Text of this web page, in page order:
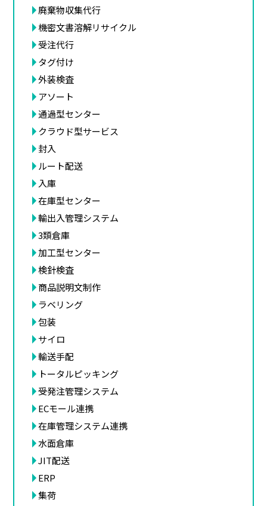
廃棄物収集代行
機密文書溶解リサイクル
受注代行
タグ付け
外装検査
アソート
通過型センター
クラウド型サービス
封入
ルート配送
入庫
在庫型センター
輸出入管理システム
3類倉庫
加工型センター
検針検査
商品説明文制作
ラベリング
包装
サイロ
輸送手配
トータルピッキング
受発注管理システム
ECモール連携
在庫管理システム連携
水面倉庫
JIT配送
ERP
集荷